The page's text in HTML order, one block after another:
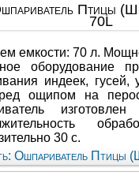
Птицы
70L
емкости: 70 л.
оборудование
индеек, гусей,
ощипом на
30 с.
Ошпариватель Птицы